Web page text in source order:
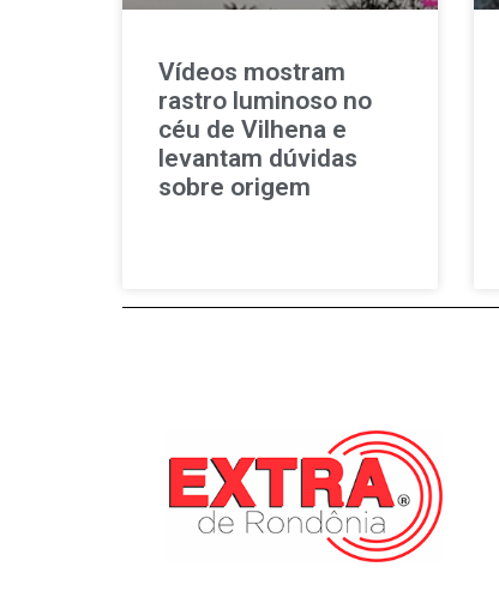
Vídeos mostram
rastro luminoso no
céu de Vilhena e
levantam dúvidas
sobre origem